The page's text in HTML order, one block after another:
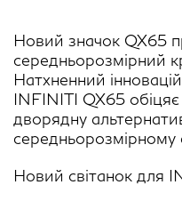
Новий значок QX65
середньорозмірний
Натхненний
INFINITI QX65 обіцяє
дворядну
середньорозмірному
Новий світанок для